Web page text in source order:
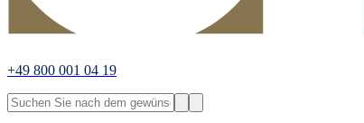
+49 800 001 04 19